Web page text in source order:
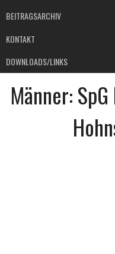
BEITRAGSARCHIV
KONTAKT
DOWNLOADS/LINKS
Männer: